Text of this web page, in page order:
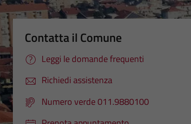
Contatta il Comune
Leggi le domande frequenti
Richiedi assistenza
Numero verde 011.9880100